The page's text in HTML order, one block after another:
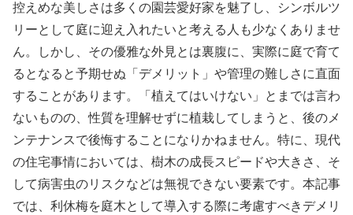
控えめな美しさは多くの園芸愛好家を魅了し、シンボルツ
リーとして庭に迎え入れたいと考える人も少なくありませ
ん。しかし、その優雅な外見とは裏腹に、実際に庭で育て
るとなると予期せぬ「デメリット」や管理の難しさに直面
することがあります。「植えてはいけない」とまでは言わ
ないものの、性質を理解せずに植栽してしまうと、後のメ
ンテナンスで後悔することになりかねません。特に、現代
の住宅事情においては、樹木の成長スピードや大きさ、そ
して病害虫のリスクなどは無視できない要素です。本記事
では、利休梅を庭木として導入する際に考慮すべきデメリ